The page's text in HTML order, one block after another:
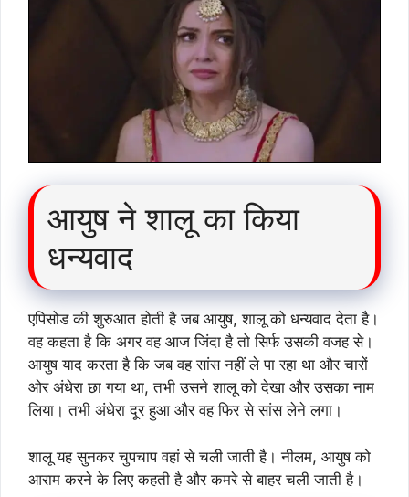
आयुष ने शालू का किया
धन्यवाद
एपिसोड की शुरुआत होती है जब आयुष, शालू को धन्यवाद देता है।
वह कहता है कि अगर वह आज जिंदा है तो सिर्फ उसकी वजह से।
आयुष याद करता है कि जब वह सांस नहीं ले पा रहा था और चारों
ओर अंधेरा छा गया था, तभी उसने शालू को देखा और उसका नाम
लिया। तभी अंधेरा दूर हुआ और वह फिर से सांस लेने लगा।
शालू यह सुनकर चुपचाप वहां से चली जाती है। नीलम, आयुष को
आराम करने के लिए कहती है और कमरे से बाहर चली जाती है।